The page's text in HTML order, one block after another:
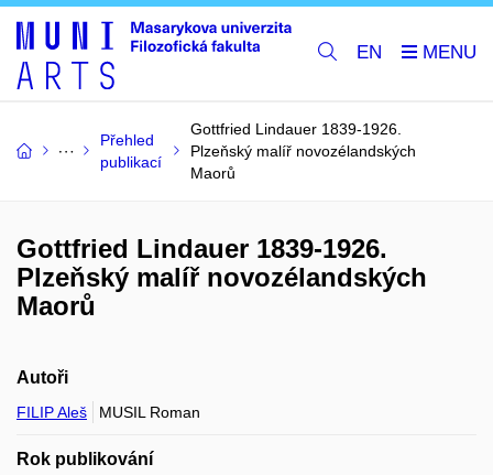
EN
Přehled
publikací
Gottfried Lindauer 1839-1926.
Plzeňský malíř novozélandských
Maorů
Gottfried Lindauer 1839-1926.
Plzeňský malíř novozélandských
Maorů
Autoři
FILIP Aleš MUSIL Roman
Rok publikování